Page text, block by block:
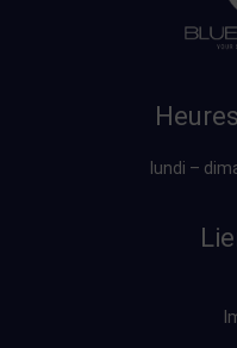
lundi –